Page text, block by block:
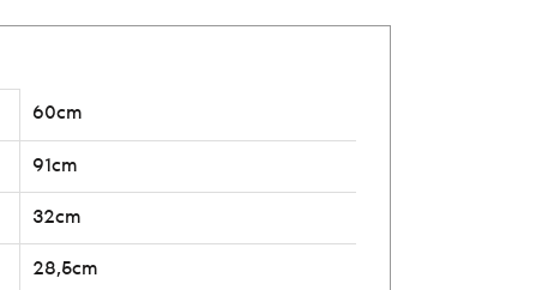
60cm
91cm
32cm
28,5cm